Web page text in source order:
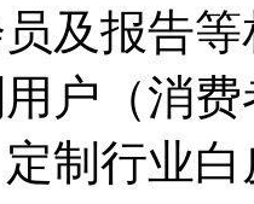
及报告
户（消
制行业